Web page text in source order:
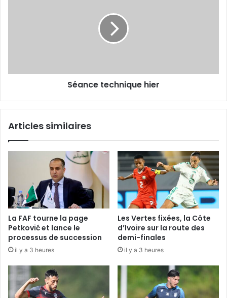
Séance technique hier
Articles similaires
La FAF tourne la page
Petković et lance le
processus de succession
il y a 3 heures
Les Vertes fixées, la Côte
d’Ivoire sur la route des
demi-finales
il y a 3 heures